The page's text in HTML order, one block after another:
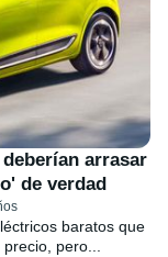
arrasar
de verdad
baratos que
pero...